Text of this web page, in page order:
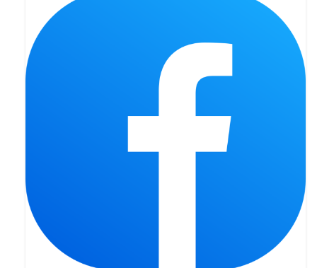
Niedziela Palmowa 24.03.2024
Wigilia Paschalna 30.03.2024
Odpust 2024
Niedziela Palmowa 2023